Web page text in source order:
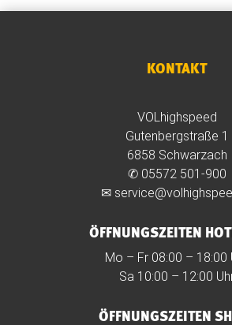
KONTAKT
VOLhighspeed
Gutenbergstraße 1
6858 Schwarzach
✆ 05572 501-900
✉
ÖFFNUNGSZEITEN
Mo – Fr 08:00 – 18:00
Sa 10:00 – 12:00
ÖFFNUNGSZEITEN